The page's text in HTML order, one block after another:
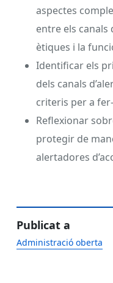
aspectes
entre els canals
ètiques i la
Identificar els
dels canals
criteris per a
Reflexionar
protegir de
alertadores
Publicat a
Administració oberta